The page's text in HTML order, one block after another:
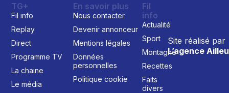
Site réalisé par
L’agence
TG+
Fil info
Replay
Direct
Programme TV
La chaine
Le média
En savoir plus
Nous contacter
Devenir annonceur
Mentions légales
Données
personnelles
Politique cookie
Fil
info
Actualité
Sport
Montagne
Recettes
Faits
divers